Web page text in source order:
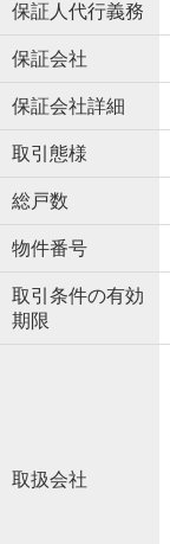
保証人代行義務
保証会社
保証会社詳細
取引態様
総戸数
物件番号
取引条件の有効
期限
取扱会社